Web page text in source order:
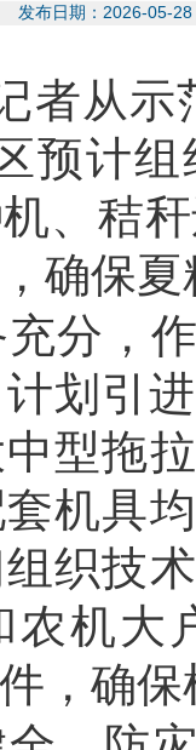
发布日期：2026-
者从
预计
、秸
确保
分，
划引
型拖
机具
织技
农机大
，确